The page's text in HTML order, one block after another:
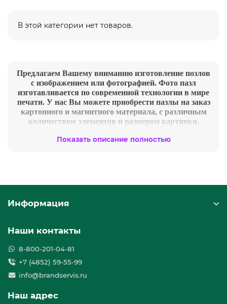
В этой категории нет товаров.
Предлагаем Вашему вниманию изготовление позлов
с изображением или фотографией. Фото пазл
изготавливается по современной технологии в мире
печати. У нас Вы можете приобрести пазлы на заказ
картонного и магнитного материала, с различным
количеством элементов и размером картинки.
Если Вы хотите удивить своего ребенка
Изготовление позлов на заказ по индивидуальным
качественных расходных материалов, что наглядно
его можно поместить в рамку и украсить домашний
Оригинальные подарки с фотографией
представлены в нашем магазине. Срок изготовления
логотипом можно заказать онлайн , предоставив
Показать описание полностью
Информация
Наши контакты
8-800-201-04-81
+7 (4852) 59-55-99
info@brandservis.ru
Наш адрес